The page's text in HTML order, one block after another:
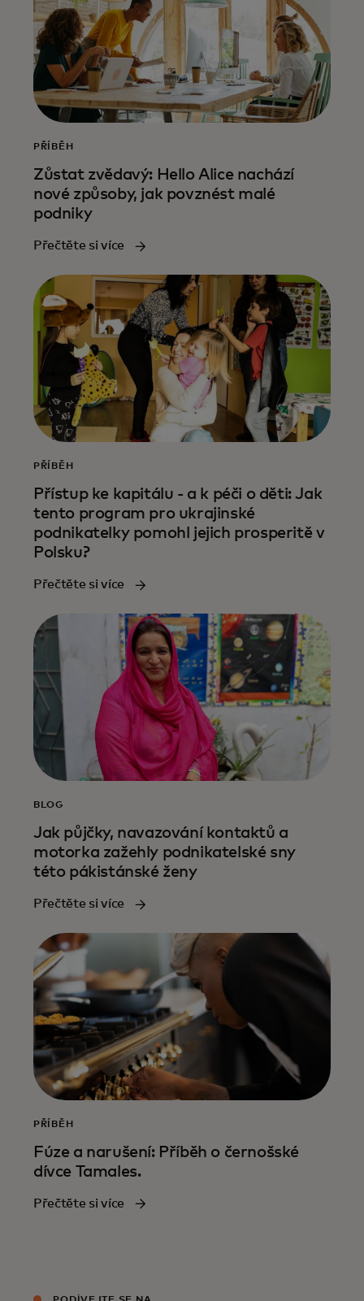
PŘÍBĚH
Zůstat zvědavý: Hello Alice nachází
nové způsoby, jak povznést malé
podniky
Přečtěte si více
PŘÍBĚH
Přístup ke kapitálu - a k péči o děti: Jak
tento program pro ukrajinské
podnikatelky pomohl jejich prosperitě v
Polsku?
Přečtěte si více
BLOG
Jak půjčky, navazování kontaktů a
motorka zažehly podnikatelské sny
této pákistánské ženy
Přečtěte si více
PŘÍBĚH
Fúze a narušení: Příběh o černošské
dívce Tamales.
Přečtěte si více